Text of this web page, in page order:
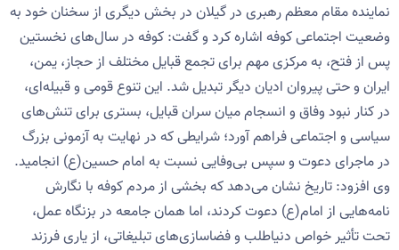
نماینده مقام معظم رهبری در گیلان در بخش دیگری از سخنان خود به
وضعیت اجتماعی کوفه اشاره کرد و گفت: کوفه در سال‌های نخستین
پس از فتح، به مرکزی مهم برای تجمع قبایل مختلف از حجاز، یمن،
ایران و حتی پیروان ادیان دیگر تبدیل شد. این تنوع قومی و قبیله‌ای،
در کنار نبود وفاق و انسجام میان سران قبایل، بستری برای تنش‌های
سیاسی و اجتماعی فراهم آورد؛ شرایطی که در نهایت به آزمونی بزرگ
در ماجرای دعوت و سپس بی‌وفایی نسبت به امام حسین(ع) انجامید.
وی افزود: تاریخ نشان می‌دهد که بخشی از مردم کوفه با نگارش
نامه‌هایی از امام(ع) دعوت کردند، اما همان جامعه در بزنگاه عمل،
تحت تأثیر خواص دنیاطلب و فضاسازی‌های تبلیغاتی، از یاری فرزند